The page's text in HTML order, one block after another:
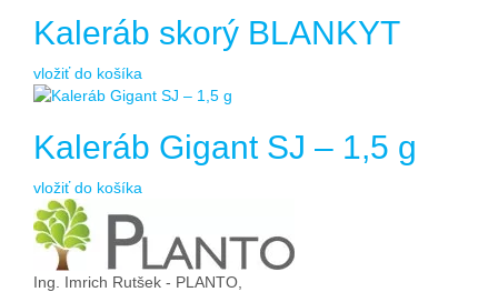
Kaleráb skorý BLANKYT
vložiť do košíka
Kaleráb Gigant SJ – 1,5 g
vložiť do košíka
Ing. Imrich Rutšek - PLANTO,